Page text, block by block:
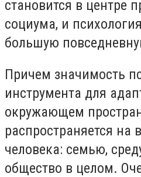
становится в центре
социума, и
большую
Причем значимость
инструмента для
окружающем
распространяется на
человека: семью,
общество в целом.